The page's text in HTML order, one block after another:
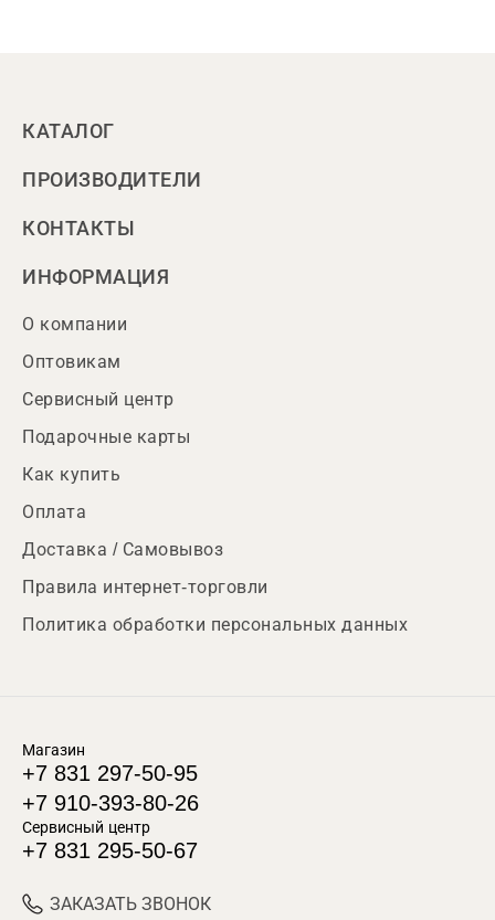
КАТАЛОГ
ПРОИЗВОДИТЕЛИ
КОНТАКТЫ
ИНФОРМАЦИЯ
О компании
Оптовикам
Сервисный центр
Подарочные карты
Как купить
Оплата
Доставка / Самовывоз
Правила интернет-торговли
Политика обработки персональных данных
Магазин
+7 831 297-50-95
+7 910-393-80-26
Сервисный центр
+7 831 295-50-67
ЗАКАЗАТЬ ЗВОНОК